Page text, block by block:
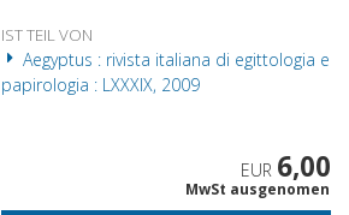
IST TEIL VON
Aegyptus : rivista italiana di egittologia e
papirologia : LXXXIX, 2009
EUR 6,00
MwSt ausgenomen